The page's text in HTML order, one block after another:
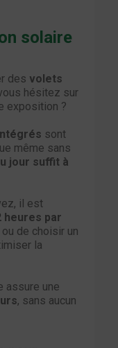
solaire
des volets
hésitez sur
exposition ?
sont
même sans
jour suffit à
il est
heures par
ou de choisir un
la
assure une
, sans aucun